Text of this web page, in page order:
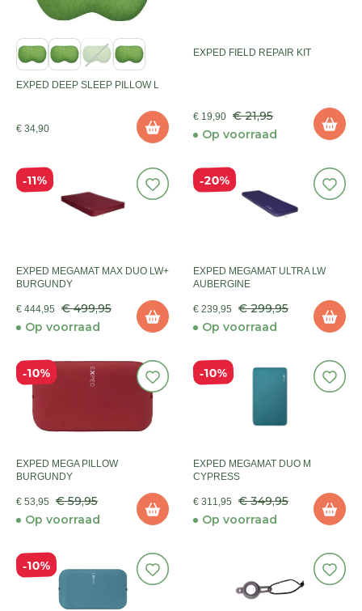
EXPED DEEP SLEEP PILLOW L
€ 34,90
EXPED FIELD REPAIR KIT
€ 19,90 € 21,95
Op voorraad
11%
EXPED MEGAMAT MAX DUO LW+
BURGUNDY
€ 444,95
€ 499,95
Op voorraad
20%
EXPED MEGAMAT ULTRA LW
AUBERGINE
€ 239,95
€ 299,95
Op voorraad
10%
EXPED MEGA PILLOW
BURGUNDY
€ 53,95
€ 59,95
Op voorraad
10%
EXPED MEGAMAT DUO M
CYPRESS
€ 311,95
€ 349,95
Op voorraad
10%